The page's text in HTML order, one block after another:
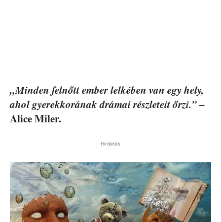
„Minden felnőtt ember lelkében van egy hely,
ahol gyerekkorának drámai részleteit őrzi.”–
Alice Miler.
Hirdetés